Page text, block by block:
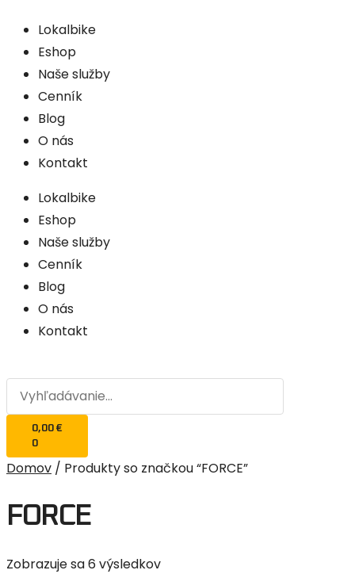
Lokalbike
Eshop
Naše služby
Cenník
Blog
O nás
Kontakt
Lokalbike
Eshop
Naše služby
Cenník
Blog
O nás
Kontakt
0,00 €
0
Domov / Produkty so značkou “FORCE”
FORCE
Zobrazuje sa 6 výsledkov